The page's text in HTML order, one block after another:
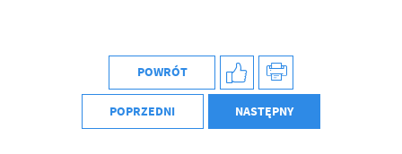
POWRÓT
POPRZEDNI NASTĘPNY